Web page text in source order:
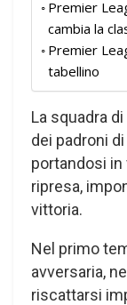
Premier
cambia la
Premier
tabellino
La squadra
dei padroni
portandosi in
ripresa,
vittoria.
Nel primo
avversaria,
riscattarsi